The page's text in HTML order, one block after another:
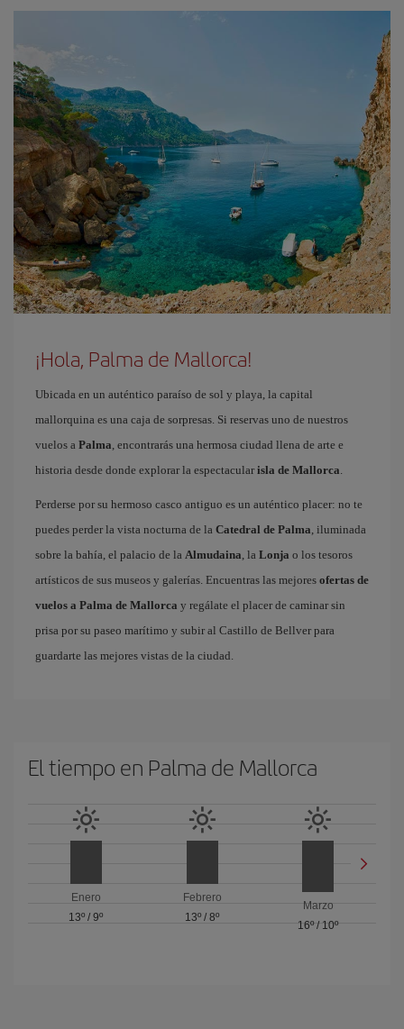
¡Hola, Palma de Mallorca!
Ubicada en un auténtico paraíso de sol y playa, la capital
mallorquina es una caja de sorpresas. Si reservas uno de nuestros
vuelos a Palma , encontrarás una hermosa ciudad llena de arte e
historia desde donde explorar la espectacular isla de Mallorca
Perderse por su hermoso casco antiguo es un auténtico placer: no te
puedes perder la vista nocturna de la Catedral de Palma , iluminada
sobre la bahía, el palacio de la Almudaina , la Lonja o los tesoros
artísticos de sus museos y galerías. Encuentras las mejores ofertas de
vuelos a Palma de Mallorca y regálate el placer de caminar sin
prisa por su paseo marítimo y subir al Castillo de Bellver para
guardarte las mejores vistas de la ciudad.
El tiempo en Palma de Mallorca
Enero
13º /9º
Febrero
13º / 8º
Marzo
16º/ 10º